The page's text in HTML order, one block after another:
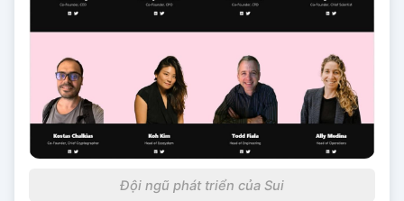
Đội ngũ phát triển của Sui